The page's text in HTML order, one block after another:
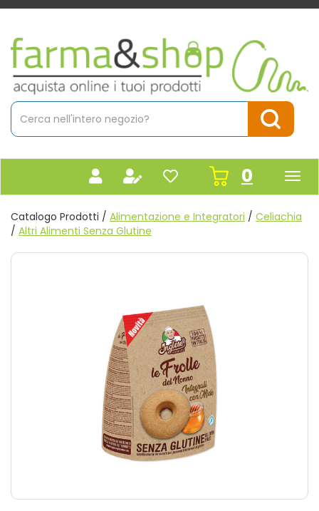
Passa
contenuto
principale
Farmacia
Massaro
Cerca
Prodotto
Cerca
0inseriti
Catalogo Prodotti / Alimentazione e Integratori / Celiachia
/ Altri Alimenti Senza Glutine